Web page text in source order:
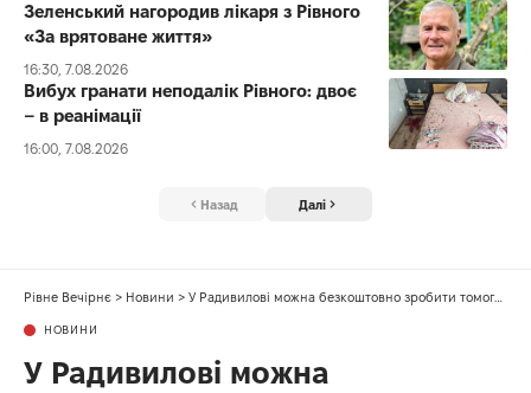
Зеленський нагородив лікаря з Рівного
«За врятоване життя»
16:30, 7.08.2026
Вибух гранати неподалік Рівного: двоє
– в реанімації
16:00, 7.08.2026
Назад Далі
Рівне Вечірнє > Новини > У Радивилові можна безкоштовно зробити томографію
НОВИНИ
У Радивилові можна